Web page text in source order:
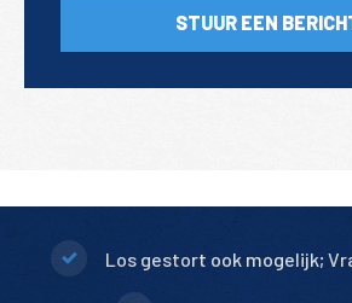
STUUR EEN
Los gestort ook mogelijk;